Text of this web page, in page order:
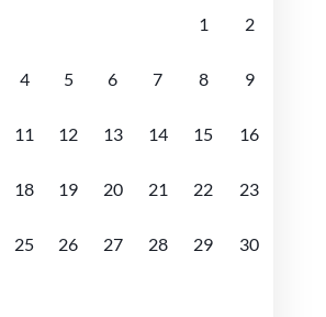
1 2
4 5 6 7 8 9
11 12 13 14 15 16
18 19 20 21 22 23
25 26 27 28 29 30